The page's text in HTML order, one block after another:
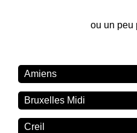
ou un peu
Amiens
Bruxelles Midi
Creil